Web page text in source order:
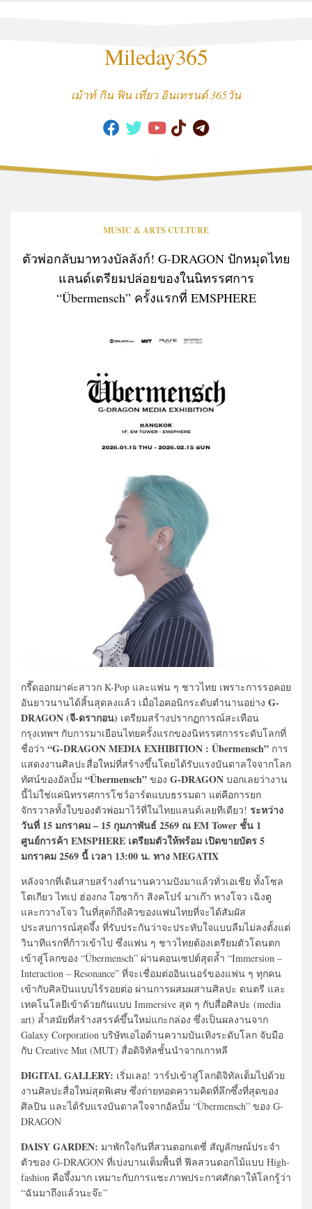
Mileday365
เม้าท์ กิน ฟิน เที่ยว อินเทรนด์ 365วัน
MUSIC & ARTS CULTURE
ตัวพ่อกลับมาทวงบัลลังก์! G-DRAGON ปักหมุดไทย
แลนด์เตรียมปล่อยของในนิทรรศการ
“Übermensch” ครั้งแรกที่ EMSPHERE
กรี๊ดออกมาค่ะสาวก K-Pop และแฟน ๆ ชาวไทย เพราะการรอคอย
อันยาวนานได้สิ้นสุดลงแล้ว เมื่อไอคอนิกระดับตำนานอย่าง G-
DRAGON (จี-ดรากอน) เตรียมสร้างปรากฏการณ์สะเทือน
กรุงเทพฯ กับการมาเยือนไทยครั้งแรกของนิทรรศการระดับโลกที่
ชื่อว่า “G-DRAGON MEDIA EXHIBITION : Übermensch” การ
แสดงงานศิลปะสื่อใหม่ที่สร้างขึ้นโดยได้รับแรงบันดาลใจจากโลก
ทัศน์ของอัลบั้ม “Übermensch” ของ G-DRAGON บอกเลยว่างาน
นี้ไม่ใช่แค่นิทรรศการโชว์อาร์ตแบบธรรมดา แต่คือการยก
จักรวาลทั้งใบของตัวพ่อมาไว้ที่ในไทยแลนด์เลยทีเดียว! ระหว่าง
วันที่ 15 มกราคม – 15 กุมภาพันธ์ 2569 ณ EM Tower ชั้น 1
ศูนย์การค้า EMSPHERE เตรียมตัวให้พร้อม เปิดขายบัตร 5
มกราคม 2569 นี้ เวลา 13:00 น. ทาง MEGATIX
หลังจากที่เดินสายสร้างตำนานความปังมาแล้วทั่วเอเชีย ทั้งโซล
โตเกียว ไทเป ฮ่องกง โอซาก้า สิงคโปร์ มาเก๊า หางโจว เฉิงตู
และกวางโจว ในที่สุดก็ถึงคิวของแฟนไทยที่จะได้สัมผัส
ประสบการณ์สุดจึ้ง ที่รับประกันว่าจะประทับใจแบบลืมไม่ลงตั้งแต่
วินาทีแรกที่ก้าวเข้าไป ซึ่งแฟน ๆ ชาวไทยต้องเตรียมตัวโดนตก
เข้าสู่โลกของ “Übermensch” ผ่านคอนเซปต์สุดล้ำ “Immersion –
Interaction – Resonance” ที่จะเชื่อมต่ออินเนอร์ของแฟน ๆ ทุกคน
เข้ากับศิลปินแบบไร้รอยต่อ ผ่านการผสมผสานศิลปะ ดนตรี และ
เทคโนโลยีเข้าด้วยกันแบบ Immersive สุด ๆ กับสื่อศิลปะ (media
art) ล้ำสมัยที่สร้างสรรค์ขึ้นใหม่แกะกล่อง ซึ่งเป็นผลงานจาก
Galaxy Corporation บริษัทเอไอด้านความบันเทิงระดับโลก จับมือ
กับ Creative Mut (MUT) สื่อดิจิทัลชั้นนำจากเกาหลี
DIGITAL GALLERY: เริ่มเลอ! วาร์ปเข้าสู่โลกดิจิทัลเต็มไปด้วย
งานศิลปะสื่อใหม่สุดพิเศษ ซึ่งถ่ายทอดความคิดที่ลึกซึ้งที่สุดของ
ศิลปิน และได้รับแรงบันดาลใจจากอัลบั้ม “Übermensch” ของ G-
DRAGON
DAISY GARDEN: มาพักใจกันที่สวนดอกเดซี่ สัญลักษณ์ประจำ
ตัวของ G-DRAGON ที่เบ่งบานเต็มพื้นที่ ฟีลสวนดอกไม้แบบ High-
fashion คือจึ้งมาก เหมาะกับการแชะภาพประกาศศักดาให้โลกรู้ว่า
“ฉันมาถึงแล้วนะจ๊ะ”